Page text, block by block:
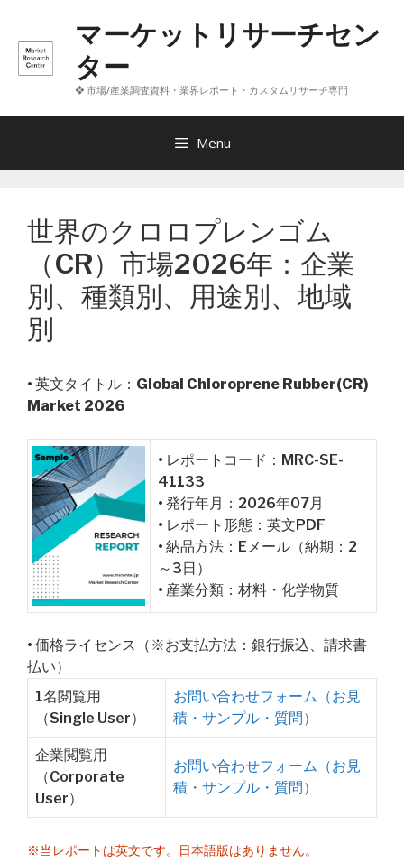
へ
マーケットリサーチセン
ター
❖ 市場/産業調査資料・業界レポート・カスタムリサーチ専門
Menu
世界のクロロプレンゴム
（CR）市場2026年：企業
別、種類別、用途別、地域
別
• 英文タイトル： Global Chloroprene Rubber(CR)
Market 2026
• レポートコード：MRC-SE-
41133
• 発行年月：2026年07月
• レポート形態：英文PDF
• 納品方法：Eメール（納期：2
～3日）
• 産業分類：材料・化学物質
• 価格ライセンス（※お支払方法：銀行振込、請求書
払い）
1名閲覧用
（Single User）
お問い合わせフォーム（お見
積・サンプル・質問）
企業閲覧用
（Corporate
User）
お問い合わせフォーム（お見
積・サンプル・質問）
※当レポートは英文です。日本語版はありません。